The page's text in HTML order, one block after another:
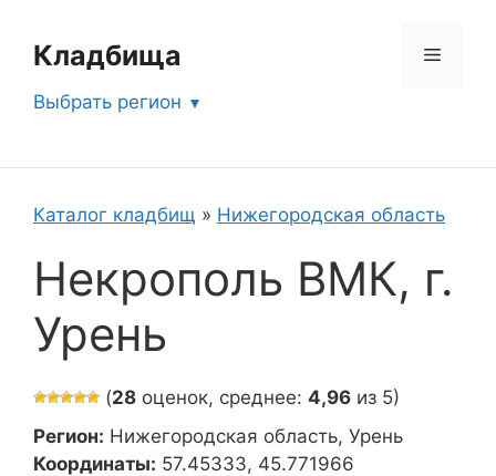
содержимому
Кладбища Меню
Выбрать регион
Каталог кладбищ » Нижегородская область
Некрополь ВМК, г.
Урень
(28 оценок, среднее: 4,96 из 5)
Регион: Нижегородская область, Урень
Координаты: 57.45333, 45.771966